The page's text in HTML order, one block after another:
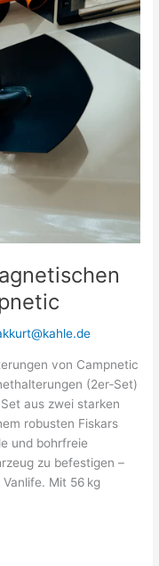
von Campnetic
(2er‑Set)
aus zwei starken
robusten Fiskars
und bohrfreie
zu befestigen –
Mit 56 kg